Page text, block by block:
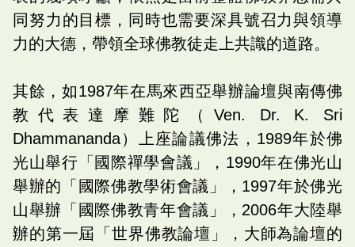
同努力的目標，同時也需要深具號召力與領導
力的大德，帶領全球佛教徒走上共識的道路。
其餘，如1987年在馬來西亞舉辦論壇與南傳佛
教代表達摩難陀（Ven. Dr. K. Sri
Dhammananda）上座論議佛法，1989年於佛
光山舉行「國際禪學會議」，1990年在佛光山
舉辦的「國際佛教學術會議」，1997年於佛光
山舉辦「國際佛教青年會議」，2006年大陸舉
辦的第一屆「世界佛教論壇」，大師為論壇的